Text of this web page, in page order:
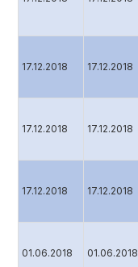
17.12.2018 17.12.2018
17.12.2018 17.12.2018
17.12.2018 17.12.2018
01.06.2018 01.06.2018